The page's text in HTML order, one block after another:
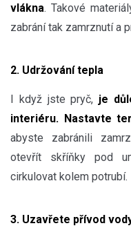
vlákna. Takové
zabrání tak zamrznutí a
2. Udržování tepla
I když jste pryč, je
interiéru. Nastavte
abyste zabránili
otevřít skříňky pod
cirkulovat kolem potrubí.
3. Uzavřete přívod